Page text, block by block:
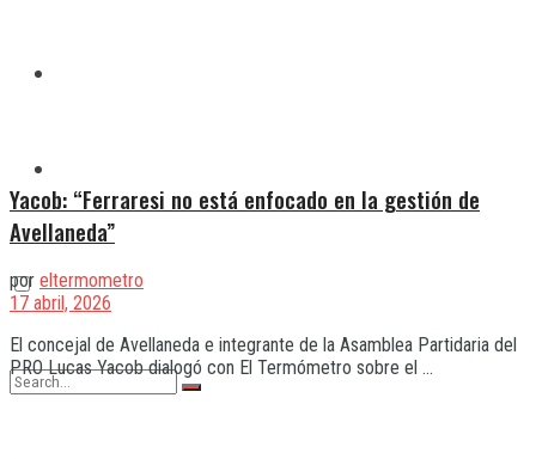
Yacob: “Ferraresi no está enfocado en la gestión de
Avellaneda”
por eltermometro
17 abril, 2026
El concejal de Avellaneda e integrante de la Asamblea Partidaria del
PRO Lucas Yacob dialogó con El Termómetro sobre el ...